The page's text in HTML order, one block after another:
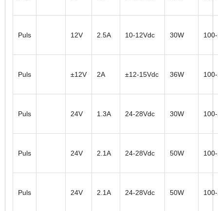
Puls 12V 2.5A 10-12Vdc 30W
Puls ±12V 2A ±12-15Vdc 36W
Puls 24V 1.3A 24-28Vdc 30W
Puls 24V 2.1A 24-28Vdc 50W
Puls 24V 2.1A 24-28Vdc 50W